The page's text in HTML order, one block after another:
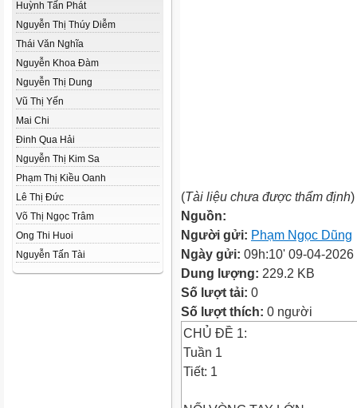
Huỳnh Tấn Phát
Nguyễn Thị Thúy Diễm
Thái Văn Nghĩa
Nguyễn Khoa Đàm
Nguyễn Thị Dung
Vũ Thị Yến
Mai Chi
Đinh Qua Hải
Nguyễn Thị Kim Sa
Phạm Thị Kiều Oanh
Lê Thị Đức
Võ Thị Ngọc Trâm
Ong Thi Huoi
Nguyễn Tấn Tài
(Tài liệu chưa được thẩm định)
Nguồn:
Người gửi: Phạm Ngọc Dũng
Ngày gửi: 09h:10' 09-04-2026
Dung lượng: 229.2 KB
Số lượt tải: 0
Số lượt thích: 0 người
CHỦ ĐỀ 1:
Tuần 1
Tiết: 1